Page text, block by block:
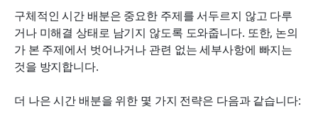
구체적인 시간 배분은 중요한 주제를 서두르지 않고 다루
거나 미해결 상태로 남기지 않도록 도와줍니다. 또한, 논의
가 본 주제에서 벗어나거나 관련 없는 세부사항에 빠지는
것을 방지합니다.
더 나은 시간 배분을 위한 몇 가지 전략은 다음과 같습니다: